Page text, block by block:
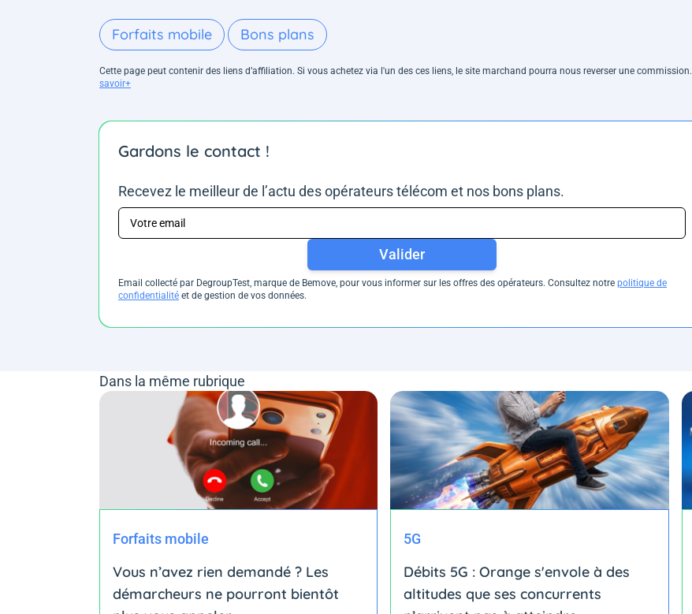
Forfaits mobile Bons plans
Cette page peut contenir des liens d’affiliation. Si vous achetez via l'un des ces liens, le site marchand pourra nous reverser une commission.
savoir+
Gardons le contact !
Recevez le meilleur de l’actu des opérateurs télécom et nos bons plans.
Valider
Email collecté par DegroupTest, marque de Bemove, pour vous informer sur les offres des opérateurs. Consultez notre politique de
confidentialité et de gestion de vos données.
Dans la même rubrique
Forfaits mobile
Vous n’avez rien demandé ? Les
démarcheurs ne pourront bientôt
5G
Débits 5G : Orange s'envole à des
altitudes que ses concurrents